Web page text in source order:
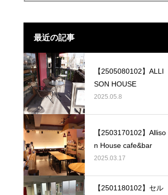
最近の記事
【2505080102】ALLI
SON HOUSE
2025.05.8
【2503170102】Alliso
n House cafe&bar
2025.03.17
【2501180102】セル